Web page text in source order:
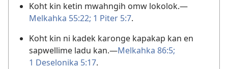
Koht kin ketin mwahngih omw lokolok.​—
Melkahka 55:22; 1 Piter 5:7.
Koht kin ni kadek karonge kapakap kan en
sapwellime ladu kan.​—Melkahka 86:5;
1 Deselonika 5:17.